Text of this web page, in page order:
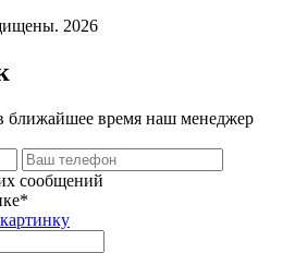
2026
ближайшее время наш менеджер
сообщений
*